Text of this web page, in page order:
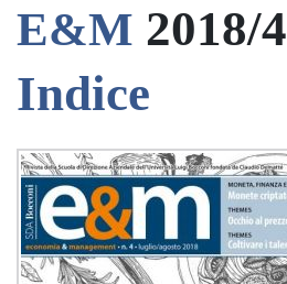
E&M 2018/4
Indice